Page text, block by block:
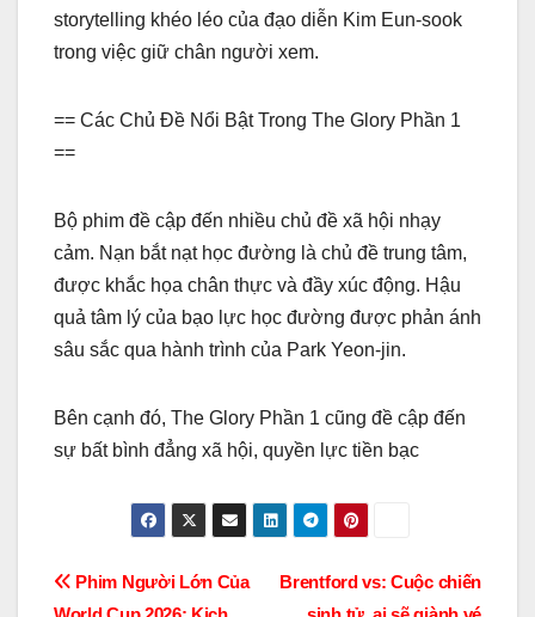
storytelling khéo léo của đạo diễn Kim Eun-sook
trong việc giữ chân người xem.
== Các Chủ Đề Nổi Bật Trong The Glory Phần 1
==
Bộ phim đề cập đến nhiều chủ đề xã hội nhạy
cảm. Nạn bắt nạt học đường là chủ đề trung tâm,
được khắc họa chân thực và đầy xúc động. Hậu
quả tâm lý của bạo lực học đường được phản ánh
sâu sắc qua hành trình của Park Yeon-jin.
Bên cạnh đó, The Glory Phần 1 cũng đề cập đến
sự bất bình đẳng xã hội, quyền lực tiền bạc
Điều
Brentford vs: Cuộc chiến
Phim Người Lớn Của